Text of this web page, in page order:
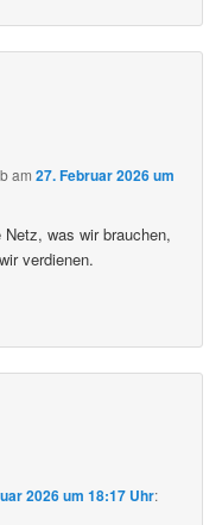
am27. Februar 2026 um
was wir brauchen,
verdienen.
2026 um 18:17 Uhr: